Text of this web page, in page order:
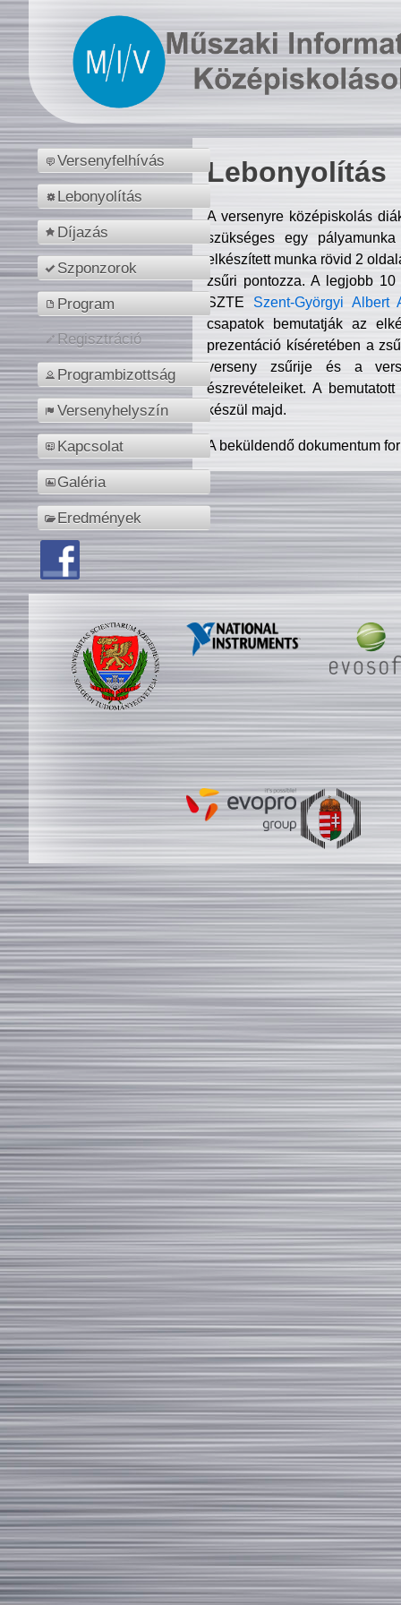
Versenyfelhívás
Lebonyolítás
Díjazás
Szponzorok
Program
Regisztráció
Programbizottság
Versenyhelyszín
Kapcsolat
Galéria
Eredmények
Lebonyolítás
A versenyre középiskolás
szükséges egy
elkészített munka rövid 2
zsűri pontozza. A legjobb
SZTE Szent-Györgyi Albert
csapatok bemutatják az
prezentáció kíséretében a
verseny zsűrije és a
észrevételeiket. A
készül majd.
A beküldendő dokumentum